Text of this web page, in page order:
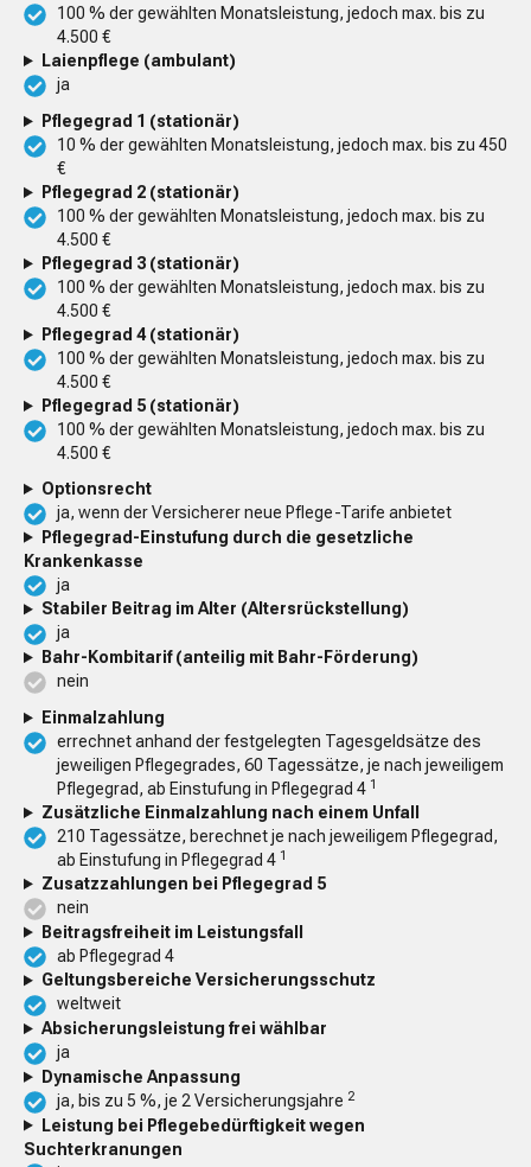
100 % der gewählten Monatsleistung, jedoch max. bis zu
4.500 €
Laienpflege (ambulant)
ja
Pflegegrad 1 (stationär)
10 % der gewählten Monatsleistung, jedoch max. bis zu 450
€
Pflegegrad 2 (stationär)
100 % der gewählten Monatsleistung, jedoch max. bis zu
4.500 €
Pflegegrad 3 (stationär)
100 % der gewählten Monatsleistung, jedoch max. bis zu
4.500 €
Pflegegrad 4 (stationär)
100 % der gewählten Monatsleistung, jedoch max. bis zu
4.500 €
Pflegegrad 5 (stationär)
100 % der gewählten Monatsleistung, jedoch max. bis zu
4.500 €
Optionsrecht
ja, wenn der Versicherer neue Pflege-Tarife anbietet
Pflegegrad-Einstufung durch die gesetzliche
Krankenkasse
ja
Stabiler Beitrag im Alter (Altersrückstellung)
ja
Bahr-Kombitarif (anteilig mit Bahr-Förderung)
nein
Einmalzahlung
errechnet anhand der festgelegten Tagesgeldsätze des
jeweiligen Pflegegrades, 60 Tagessätze, je nach jeweiligem
Pflegegrad, ab Einstufung in Pflegegrad 4 1
Zusätzliche Einmalzahlung nach einem Unfall
210 Tagessätze, berechnet je nach jeweiligem Pflegegrad,
ab Einstufung in Pflegegrad 4 1
Zusatzzahlungen bei Pflegegrad 5
nein
Beitragsfreiheit im Leistungsfall
ab Pflegegrad 4
Geltungsbereiche Versicherungsschutz
weltweit
Absicherungsleistung frei wählbar
ja
Dynamische Anpassung
ja, bis zu 5 %, je 2 Versicherungsjahre 2
Leistung bei Pflegebedürftigkeit wegen
Suchterkranungen